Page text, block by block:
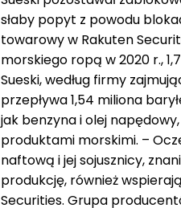
słaby popyt z powodu
towarowy w Rakuten
morskiego ropą w 2020 r.,
Sueski, według firmy
przepływa 1,54 miliona
jak benzyna i olej
produktami morskimi. –
naftową i jej sojusznicy,
produkcję, również
Securities. Grupa